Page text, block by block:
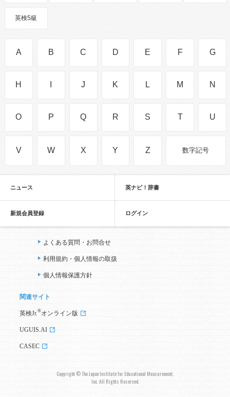
英検5級
A B C D E F G
H J K L M N
O P Q R S T U
V W X Y Z 数字記号
ニュース 英ナビ！辞書
新規会員登録 ログイン
よくある質問・お問合せ
利用規約・個人情報の取扱
個人情報保護方針
関連サイト
英検Jr. ®オンライン版
UGUIS.AI
CASEC
Copyright © The Japan Institute for Educational Measurement,
Inc. All Rights Reserved.